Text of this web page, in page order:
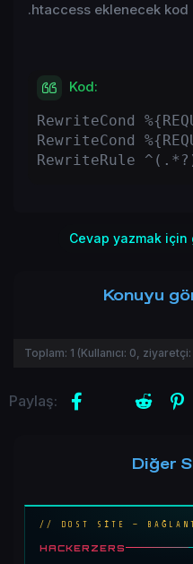
.htaccess eklenecek kod
Kod:
RewriteCond
RewriteCond
RewriteRule
Cevap yazmak için
Konuyu
Toplam: 1 (Kullanıcı: 0, ziyaretçi:
Paylaş: FacebookX (Twitter)
Reddit
Diğer
// DOST SİTE —
HACKERZERS